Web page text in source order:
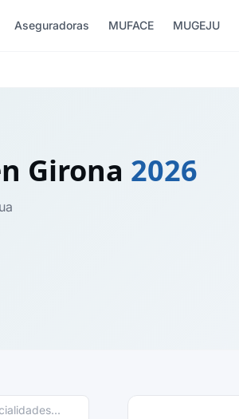
Aseguradoras MUFACE MUGEJU
Girona 2026